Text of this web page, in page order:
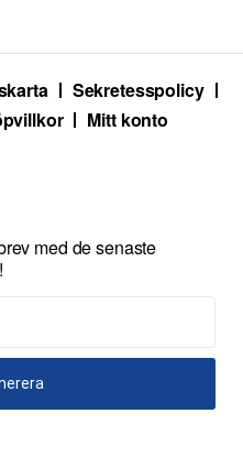
Sekretesspolicy
Mitt konto
med de senaste